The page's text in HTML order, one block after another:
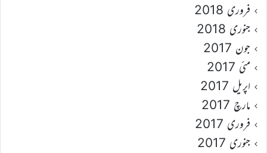
فروری 2018
جنوری 2018
جون 2017
مئی 2017
اپریل 2017
مارچ 2017
فروری 2017
جنوری 2017